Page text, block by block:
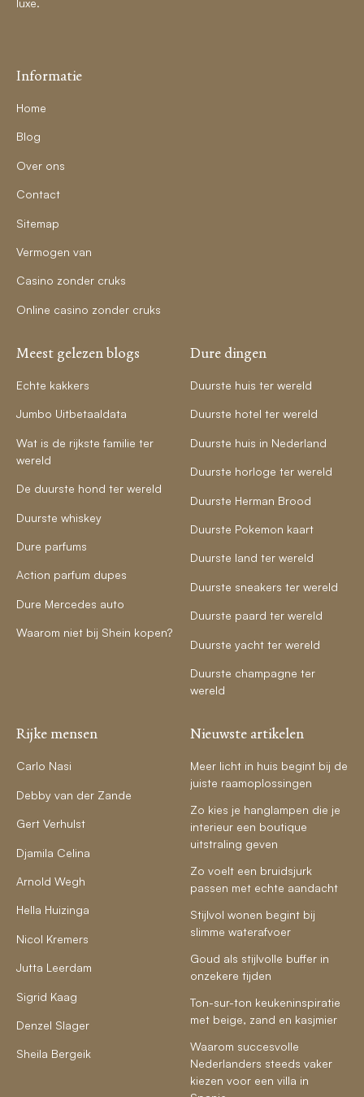
luxe.
Informatie
Home
Blog
Over ons
Contact
Sitemap
Vermogen van
Casino zonder cruks
Online casino zonder cruks
Meest gelezen blogs
Echte kakkers
Jumbo Uitbetaaldata
Wat is de rijkste familie ter
wereld
De duurste hond ter wereld
Duurste whiskey
Dure parfums
Action parfum dupes
Dure Mercedes auto
Waarom niet bij Shein kopen?
Dure dingen
Duurste huis ter wereld
Duurste hotel ter wereld
Duurste huis in Nederland
Duurste horloge ter wereld
Duurste Herman Brood
Duurste Pokemon kaart
Duurste land ter wereld
Duurste sneakers ter wereld
Duurste paard ter wereld
Duurste yacht ter wereld
Duurste champagne ter
wereld
Rijke mensen
Carlo Nasi
Debby van der Zande
Gert Verhulst
Djamila Celina
Arnold Wegh
Hella Huizinga
Nicol Kremers
Jutta Leerdam
Sigrid Kaag
Denzel Slager
Sheila Bergeik
Nieuwste artikelen
Meer licht in huis begint bij de
juiste raamoplossingen
Zo kies je hanglampen die je
interieur een boutique
uitstraling geven
Zo voelt een bruidsjurk
passen met echte aandacht
Stijlvol wonen begint bij
slimme waterafvoer
Goud als stijlvolle buffer in
onzekere tijden
Ton-sur-ton keukeninspiratie
met beige, zand en kasjmier
Waarom succesvolle
Nederlanders steeds vaker
kiezen voor een villa in